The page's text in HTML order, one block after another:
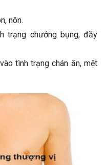
nôn.
trạng chướng bụng, đầy
tình trạng chán ăn, mệt